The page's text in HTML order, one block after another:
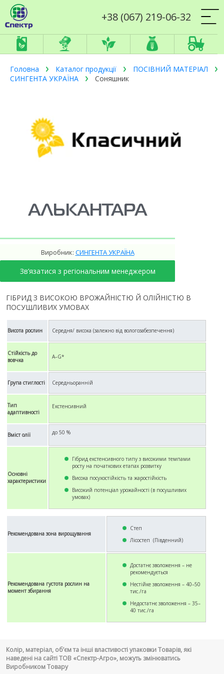
+38 (067) 219-06-32
Головна Каталог продукції
ПОСІВНИЙ МАТЕРІАЛ
СИНГЕНТА УКРАЇНА
Соняшник
АЛЬКАНТАРА
Виробник: СИНГЕНТА УКРАЇНА
Зв’язатися з регіональним менеджером
ГІБРИД З ВИСОКОЮ ВРОЖАЙНІСТЮ Й ОЛІЙНІСТЮ В
ПОСУШЛИВИХ УМОВАХ
Висота рослин Середня/ висока (залежно від вологозабезпечення)
Стійкість до
вовчка
A–G*
Група стиглості Середньоранній
Тип
адаптивності
Екстенсивний
Вміст олії до 50 %
Основні
характеристики
Гібрид екстенсивного типу з високими темпами
росту на початкових етапах розвитку
Висока посухостійкість та жаростійкість
Високий потенціал урожайності (в посушливих
умовах)
Рекомендована зона вирощування
Степ
Лісостеп (Південний)
Рекомендована густота рослин на
момент збирання
Достатнє зволоження – не
рекомендується
Нестійке зволоження – 40–50
тис./га
Недостатнє зволоження – 35–
40 тис./га
Колір, матеріал, об’єм та інші властивості упаковки Товарів, які
наведені на сайті ТОВ «Спектр-Агро», можуть змінюватись
Виробником Товару